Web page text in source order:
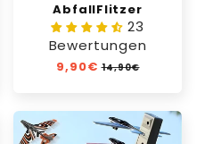
AbfallFlitzer
23
Bewertungen
Normaler
9,90€ Verkaufspreis
14,90€